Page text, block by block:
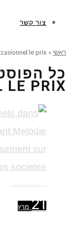
צור קשר
ראשי »
le prix
כל
LE PRIX
21 מרץ